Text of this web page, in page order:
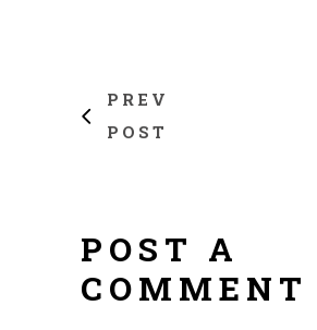
PREV
POST
POST A
COMMENT